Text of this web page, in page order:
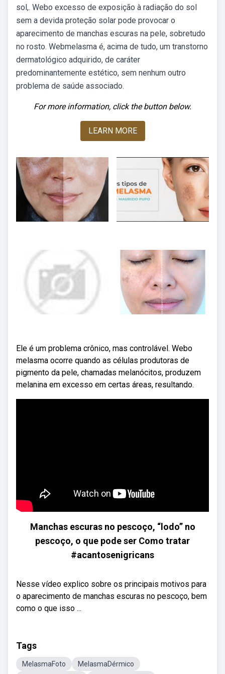
sol,. Webo excesso de exposição à radiação do sol
sem a devida proteção solar pode provocar o
aparecimento de manchas escuras na pele, sobretudo
no rosto. Webmelasma é, acima de tudo, um transtorno
dermatológico adquirido, de caráter
predominantemente estético, sem nenhum outro
problema de saúde associado.
For more information, click the button below.
LEARN MORE
Ele é um problema crônico, mas controlável. Webo
melasma ocorre quando as células produtoras de
pigmento da pele, chamadas melanócitos, produzem
melanina em excesso em certas áreas, resultando.
Manchas escuras no pescoço, “lodo” no
pescoço, o que pode ser Como tratar
#acantosenigricans
Nesse vídeo explico sobre os principais motivos para
o aparecimento de manchas escuras no pescoço, bem
como o que isso ...
Tags
MelasmaFoto MelasmaDérmico